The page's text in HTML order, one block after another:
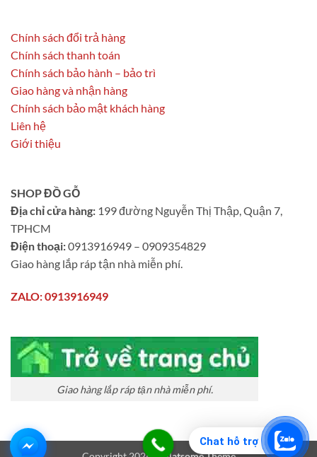
Chat hỗ trợ
Chính sách đổi trả hàng
Chính sách thanh toán
Chính sách bảo hành – bảo trì
Giao hàng và nhận hàng
Chính sách bảo mật khách hàng
Liên hệ
Giới thiệu
SHOP ĐỒ GỖ
Địa chỉ cửa hàng: 199 đường Nguyễn Thị Thập, Quận 7,
TPHCM
Điện thoại:0913916949 – 0909354829
Giao hàng lắp ráp tận nhà miễn phí.
ZALO: 0913916949
Giao hàng lắp ráp tận nhà miễn phí.